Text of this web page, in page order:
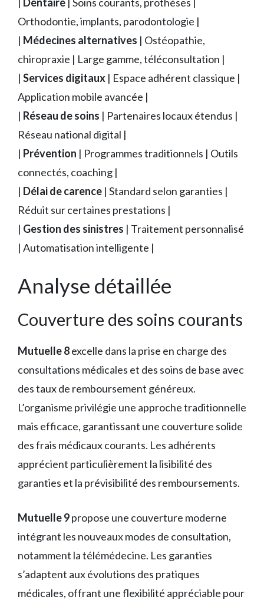
Orthodontie, implants, parodontologie |
| Médecines alternatives | Ostéopathie,
chiropraxie | Large gamme, téléconsultation |
| Services digitaux | Espace adhérent classique |
Application mobile avancée |
| Réseau de soins | Partenaires locaux étendus |
Réseau national digital |
| Prévention | Programmes traditionnels | Outils
connectés, coaching |
| Délai de carence | Standard selon garanties |
Réduit sur certaines prestations |
| Gestion des sinistres | Traitement personnalisé
| Automatisation intelligente |
Analyse détaillée
Couverture des soins courants
Mutuelle 8excelle dans la prise en charge des
consultations médicales et des soins de base avec
des taux de remboursement généreux.
L’organisme privilégie une approche traditionnelle
mais efficace, garantissant une couverture solide
des frais médicaux courants. Les adhérents
apprécient particulièrement la lisibilité des
garanties et la prévisibilité des remboursements.
Mutuelle 9propose une couverture moderne
intégrant les nouveaux modes de consultation,
notamment la télémédecine. Les garanties
s’adaptent aux évolutions des pratiques
médicales, offrant une flexibilité appréciable pour